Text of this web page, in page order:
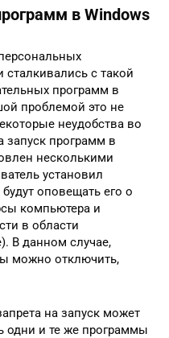
в Windows
с такой
программ в
проблемой это не
неудобства во
запуск программ в
несколькими
установил
оповещать его о
компьютера и
в области
В данном случае,
можно отключить,
на запуск может
одни и те же программы